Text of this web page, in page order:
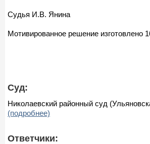
Судья И.В. Янина
Мотивированное решение изготовлено
Суд:
Николаевский районный суд
(подробнее)
Ответчики: